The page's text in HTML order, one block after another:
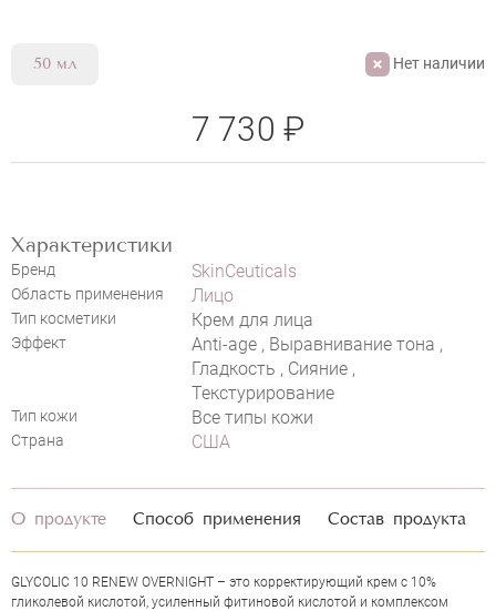
SKINCEUTICALS GLYCOLIC 10 RENEW
50 мл Нет наличии
Характеристики
Бренд SkinCeuticals
Область применения Лицо
Тип косметики Крем для лица
Эффект
Anti-age , Выравнивание тона ,
Гладкость , Сияние ,
Текстурирование
Тип кожи Все типы кожи
Страна США
7 730 ₽
НАПИСАТЬ ОТЗЫВ
О продукте Способ применения Состав продукта
GLYCOLIC 10 RENEW OVERNIGHT – это корректирующий крем с 10%
гликолевой кислотой, усиленный фитиновой кислотой и комплексом